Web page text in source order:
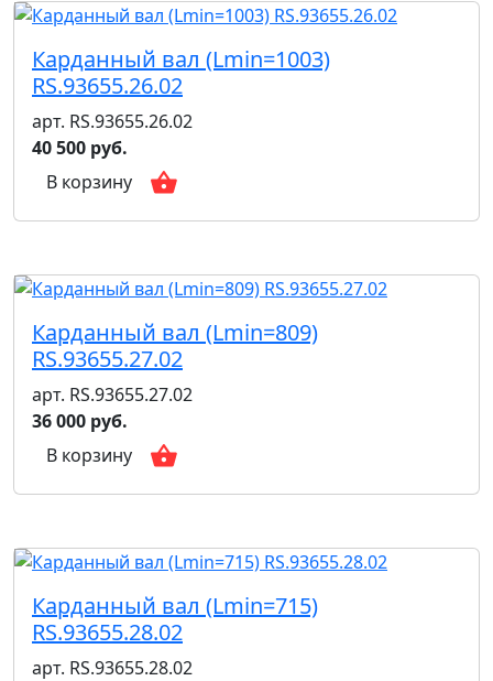
Карданный вал (Lmin=1003)
RS.93655.26.02
арт. RS.93655.26.02
40 500 руб.
В корзину
Карданный вал (Lmin=809)
RS.93655.27.02
арт. RS.93655.27.02
36 000 руб.
В корзину
Карданный вал (Lmin=715)
RS.93655.28.02
арт. RS.93655.28.02